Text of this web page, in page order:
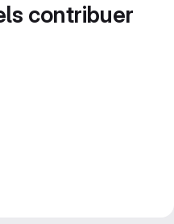
contribuer